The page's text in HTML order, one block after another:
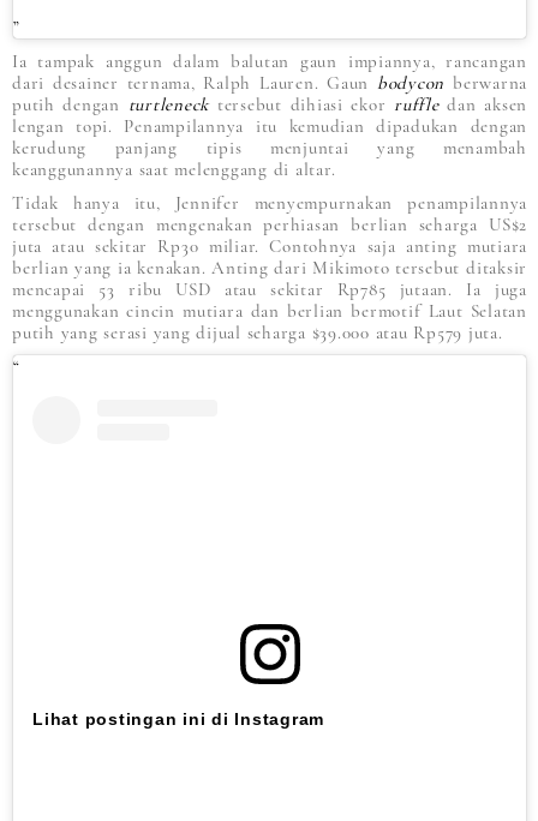
Ia tampak anggun dalam balutan gaun impiannya, rancangan
dari desainer ternama, Ralph Lauren. Gaun bodycon berwarna
putih dengan turtlenecktersebut dihiasi ekor ruffledan aksen
lengan topi. Penampilannya itu kemudian dipadukan dengan
kerudung panjang tipis menjuntai yang menambah
keanggunannya saat melenggang di altar.
Tidak hanya itu, Jennifer menyempurnakan penampilannya
tersebut dengan mengenakan perhiasan berlian seharga US$2
juta atau sekitar Rp30 miliar. Contohnya saja anting mutiara
berlian yang ia kenakan. Anting dari Mikimoto tersebut ditaksir
mencapai 53 ribu USD atau sekitar Rp785 jutaan. Ia juga
menggunakan cincin mutiara dan berlian bermotif Laut Selatan
putih yang serasi yang dijual seharga $39.000 atau Rp579 juta.
Lihat postingan ini di Instagram